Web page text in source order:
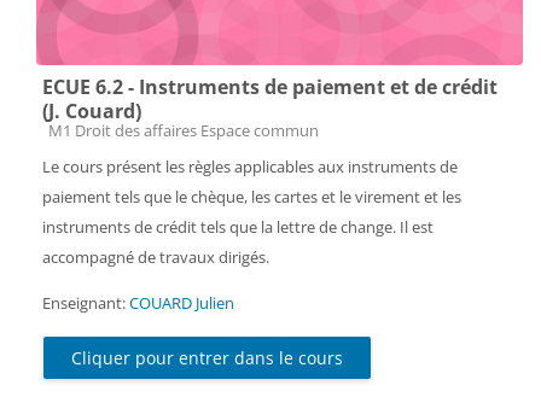
ECUE 6.2 - Instruments de paiement et de crédit
(J. Couard)
Catégorie de cours
M1 Droit des affaires Espace commun
Le cours présent les règles applicables aux instruments de
paiement tels que le chèque, les cartes et le virement et les
instruments de crédit tels que la lettre de change. Il est
accompagné de travaux dirigés.
Enseignant:COUARD Julien
Cliquer pour entrer dans le cours